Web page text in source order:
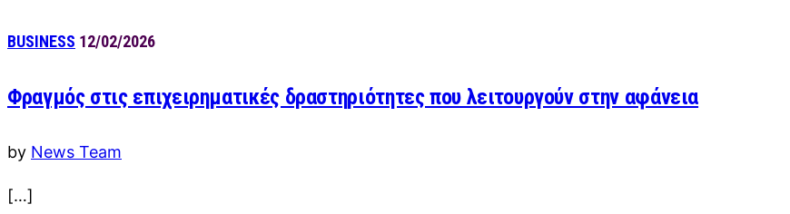
BUSINESS 12/02/2026
Φραγμός στις επιχειρηματικές δραστηριότητες που λειτουργούν στην αφάνεια
by News Team
[…]